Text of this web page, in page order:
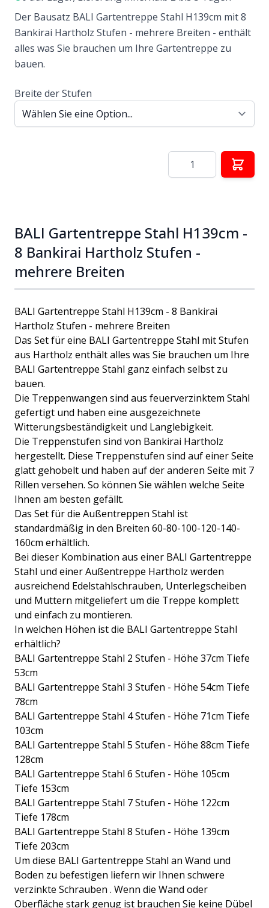
Der Bausatz BALI Gartentreppe Stahl H139cm mit 8
Bankirai Hartholz Stufen - mehrere Breiten - enthält
alles was Sie brauchen um Ihre Gartentreppe zu
bauen.
Breite der Stufen
Menge
BALI Gartentreppe Stahl H139cm -
8 Bankirai Hartholz Stufen -
mehrere Breiten
BALI Gartentreppe Stahl H139cm - 8 Bankirai
Hartholz Stufen - mehrere Breiten
Das Set für eine BALI Gartentreppe Stahl mit Stufen
aus Hartholz enthält alles was Sie brauchen um Ihre
BALI Gartentreppe Stahl ganz einfach selbst zu
bauen.
Die Treppenwangen sind aus feuerverzinktem Stahl
gefertigt und haben eine ausgezeichnete
Witterungsbeständigkeit und Langlebigkeit.
Die Treppenstufen sind von Bankirai Hartholz
hergestellt. Diese Treppenstufen sind auf einer Seite
glatt gehobelt und haben auf der anderen Seite mit 7
Rillen versehen. So können Sie wählen welche Seite
Ihnen am besten gefällt.
Das Set für die Außentreppen Stahl ist
standardmäßig in den Breiten 60-80-100-120-140-
160cm erhältlich.
Bei dieser Kombination aus einer BALI Gartentreppe
Stahl und einer Außentreppe Hartholz werden
ausreichend Edelstahlschrauben, Unterlegscheiben
und Muttern mitgeliefert um die Treppe komplett
und einfach zu montieren.
In welchen Höhen ist die BALI Gartentreppe Stahl
erhältlich?
BALI Gartentreppe Stahl 2 Stufen - Höhe 37cm Tiefe
53cm
BALI Gartentreppe Stahl 3 Stufen - Höhe 54cm Tiefe
78cm
BALI Gartentreppe Stahl 4 Stufen - Höhe 71cm Tiefe
103cm
BALI Gartentreppe Stahl 5 Stufen - Höhe 88cm Tiefe
128cm
BALI Gartentreppe Stahl 6 Stufen - Höhe 105cm
Tiefe 153cm
BALI Gartentreppe Stahl 7 Stufen - Höhe 122cm
Tiefe 178cm
BALI Gartentreppe Stahl 8 Stufen - Höhe 139cm
Tiefe 203cm
Um diese BALI Gartentreppe Stahl an Wand und
Boden zu befestigen liefern wir Ihnen schwere
verzinkte Schrauben . Wenn die Wand oder
Oberfläche stark genug ist brauchen Sie keine Dübel